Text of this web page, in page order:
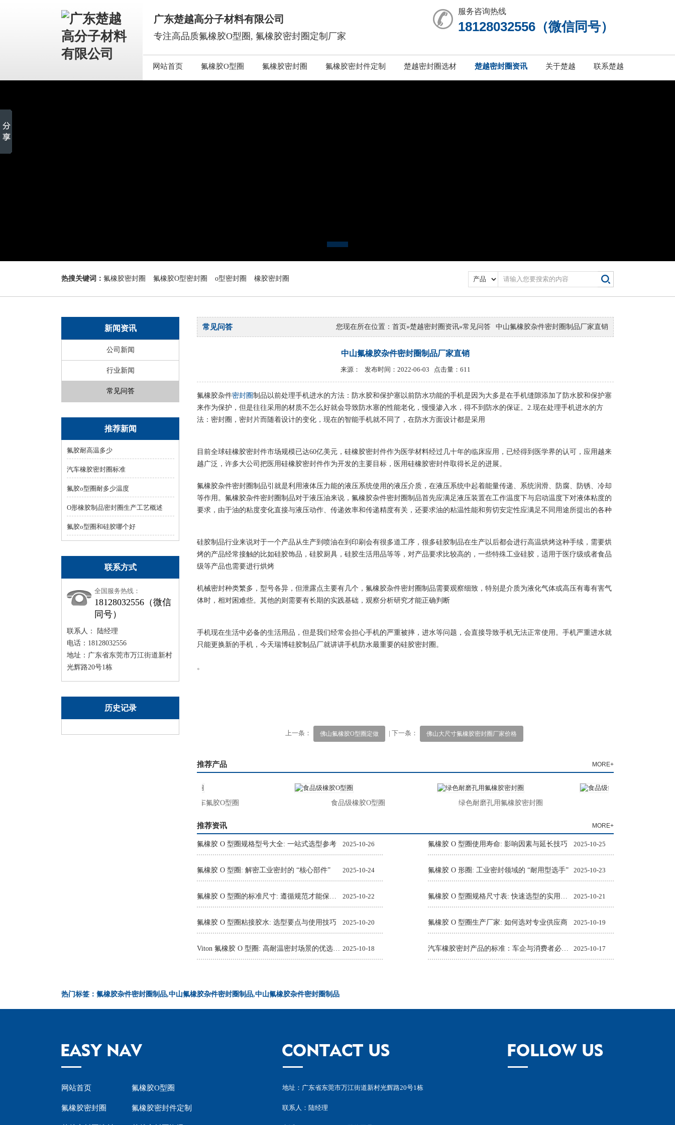
广东楚越高分子材料有限公司
专注高品质氟橡胶O型圈, 氟橡胶密封圈定制厂家
服务咨询热线
18128032556（微信同号）
网站首页 氟橡胶O型圈 氟橡胶密封圈 氟橡胶密封件定制 楚越密封圈选材 楚越密封圈资讯 关于楚越 联系楚越
1 3
热搜关键词： 氟橡胶密封圈 氟橡胶O型密封圈 o型密封圈 橡胶密封圈
新闻资讯
公司新闻
行业新闻
常见问答
推荐新闻
氟胶耐高温多少
汽车橡胶密封圈标准
氟胶o型圈耐多少温度
O形橡胶制品密封圈生产工艺概述
氟胶o型圈和硅胶哪个好
联系方式
全国服务热线：
18128032556（微信
同号）
联系人： 陆经理
电话：18128032556
地址：广东省东莞市万江街道新村
光辉路20号1栋
历史记录
您现在所在位置： 首页»楚越密封圈资讯»常见问答 中山氟橡胶杂件密封圈制品厂家直销
常见问答
中山氟橡胶杂件密封圈制品厂家直销
来源： 发布时间：2022-06-03 点击量：611
氟橡胶杂件密封圈制品以前处理手机进水的方法：防水胶和保护塞以前防水功能的手机是因为大多是在手机缝隙添加了防水胶和保护塞
来作为保护，但是往往采用的材质不怎么好就会导致防水塞的性能老化，慢慢渗入水，得不到防水的保证。2.现在处理手机进水的方
法：密封圈，密封片而随着设计的变化，现在的智能手机就不同了，在防水方面设计都是采用
目前全球硅橡胶密封件市场规模已达60亿美元，硅橡胶密封件作为医学材料经过几十年的临床应用，已经得到医学界的认可，应用越来
越广泛，许多大公司把医用硅橡胶密封件作为开发的主要目标，医用硅橡胶密封件取得长足的进展。
氟橡胶杂件密封圈制品引就是利用液体压力能的液压系统使用的液压介质，在液压系统中起着能量传递、系统润滑、防腐、防锈、冷却
等作用。氟橡胶杂件密封圈制品对于液压油来说，氟橡胶杂件密封圈制品首先应满足液压装置在工作温度下与启动温度下对液体粘度的
要求，由于油的粘度变化直接与液压动作、传递效率和传递精度有关，还要求油的粘温性能和剪切安定性应满足不同用途所提出的各种
硅胶制品行业来说对于一个产品从生产到喷油在到印刷会有很多道工序，很多硅胶制品在生产以后都会进行高温烘烤这种手续，需要烘
烤的产品经常接触的比如硅胶饰品，硅胶厨具，硅胶生活用品等等，对产品要求比较高的，一些特殊工业硅胶，适用于医疗级或者食品
级等产品也需要进行烘烤
机械密封种类繁多，型号各异，但泄露点主要有几个，氟橡胶杂件密封圈制品需要观察细致，特别是介质为液化气体或高压有毒有害气
体时，相对困难些。其他的则需要有长期的实践基础，观察分析研究才能正确判断
手机现在生活中必备的生活用品，但是我们经常会担心手机的严重被摔，进水等问题，会直接导致手机无法正常使用。手机严重进水就
只能更换新的手机，今天瑞博硅胶制品厂就讲讲手机防水最重要的硅胶密封圈。
。
上一条： 佛山氟橡胶O型圈定做 | 下一条： 佛山大尺寸氟橡胶密封圈厂家价格
推荐产品 MORE+
汽车氟胶O型圈 食品级橡胶O型圈 绿色耐磨孔用氟橡胶密封圈
推荐资讯 MORE+
氟橡胶 O 型圈规格型号大全: 一站式选型参考 2025-10-26 氟橡胶 O 型圈使用寿命: 影响因素与延长技巧 2025-10-25
氟橡胶 O 型圈: 解密工业密封的 “核心部件” 2025-10-24 氟橡胶 O 形圈: 工业密封领域的 “耐用型选手” 2025-10-23
氟橡胶 O 型圈的标准尺寸: 遵循规范才能保障密封效果 2025-10-22 氟橡胶 O 型圈规格尺寸表: 快速选型的实用工具 2025-10-21
氟橡胶 O 型圈粘接胶水: 选型要点与使用技巧 2025-10-20 氟橡胶 O 型圈生产厂家: 如何选对专业供应商 2025-10-19
Viton 氟橡胶 O 型圈: 高耐温密封场景的优选解决方案 2025-10-18 汽车橡胶密封产品的标准：车企与消费者必知的质量准则 2025-10-17
热门标签：氟橡胶杂件密封圈制品,中山氟橡胶杂件密封圈制品,中山氟橡胶杂件密封圈制品
网站首页 氟橡胶O型圈
氟橡胶密封圈 氟橡胶密封件定制
地址：广东省东莞市万江街道新村光辉路20号1栋
联系人：陆经理